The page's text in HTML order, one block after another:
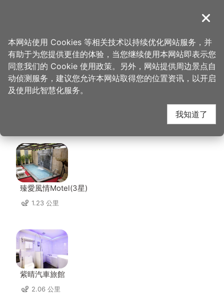
導覽
首页 > 想去的地方 > 美食、购物 > 老陈家夫妻肺片
老陈家夫妻肺片 周边住
宿
臻愛風情Motel(3星)
1.23 公里
紫晴汽車旅館
2.06 公里
关闭
本网站使用 Cookies 等相关技术以持续优化网站服务，并
有助于为您提供更佳的体验，当您继续使用本网站即表示您
同意我们的 Cookie 使用政策。另外，网站提供周边景点自
动侦测服务，建议您允许本网站取得您的位置资讯，以开启
及使用此智慧化服务。
我知道了